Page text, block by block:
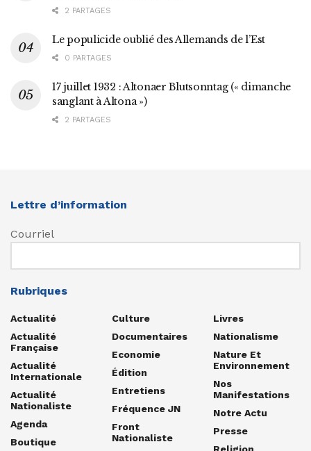
2 PARTAGES
Le populicide oublié des Allemands de l’Est
0 PARTAGES
17 juillet 1932 : Altonaer Blutsonntag (« dimanche
sanglant à Altona »)
2 PARTAGES
Lettre d’information
Courriel
Rubriques
Actualité
Actualité
Française
Actualité
Internationale
Actualité
Nationaliste
Agenda
Boutique
Culture
Documentaires
Economie
Édition
Entretiens
Fréquence JN
Front
Nationaliste
Livres
Nationalisme
Nature Et
Environnement
Nos
Manifestations
Notre Actu
Presse